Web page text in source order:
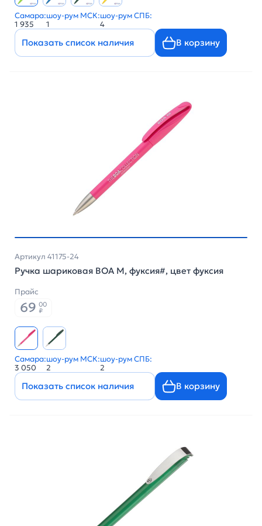
Самара:
1 935
шоу-рум МСК:
1
шоу-рум СПБ:
4
Показать список наличия В корзину
Артикул 41175-24
Ручка шариковая BOA M, фуксия#, цвет фуксия
Прайс
69 00
₽
Самара:
3 050
шоу-рум МСК:
2
шоу-рум СПБ:
2
Показать список наличия В корзину